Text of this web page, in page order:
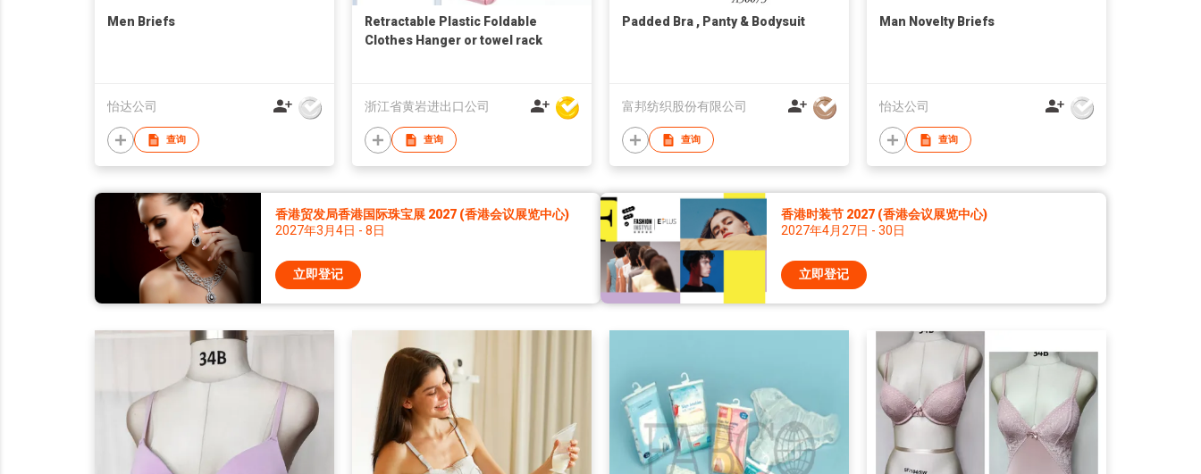
Men Briefs
怡达公司
查询
Retractable Plastic Foldable
Clothes Hanger or towel rack
浙江省黄岩进出口公司
查询
Padded Bra , Panty & Bodysuit
富邦纺织股份有限公司
查询
Man Novelty Briefs
怡达公司
查询
香港贸发局香港国际珠宝展 2027 (香港会议展览中心)
2027年3月4日 - 8日
立即登记
香港时装节 2027 (香港会议展览中心)
2027年4月27日 - 30日
立即登记